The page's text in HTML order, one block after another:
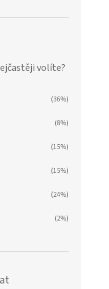
volíte?
(36%)
(8%)
(15%)
(15%)
(24%)
(2%)